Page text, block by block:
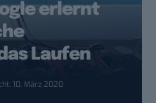
erlernt
Laufen
10. März 2020